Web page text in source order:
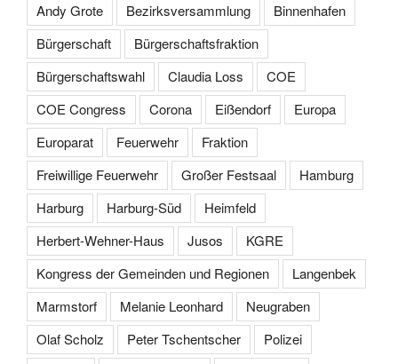
Andy Grote Bezirksversammlung
Binnenhafen
Bürgerschaft
Bürgerschaftsfraktion
Bürgerschaftswahl
Claudia Loss
COE
COE Congress
Corona Eißendorf
Europa
Europarat
Feuerwehr
Fraktion
Freiwillige Feuerwehr
Großer Festsaal
Hamburg
Harburg
Harburg-Süd
Heimfeld
Herbert-Wehner-Haus
Jusos
KGRE
Kongress der Gemeinden und Regionen
Langenbek
Marmstorf
Melanie Leonhard
Neugraben
Olaf Scholz
Peter Tschentscher
Polizei